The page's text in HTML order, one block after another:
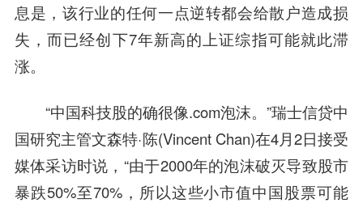
息是，该行业的任何一点逆转都会给散户造成损
失，而已经创下7年新高的上证综指可能就此滞
涨。
“中国科技股的确很像.com泡沫。”瑞士信贷中
国研究主管文森特·陈(Vincent Chan)在4月2日接受
媒体采访时说，“由于2000年的泡沫破灭导致股市
暴跌50%至70%，所以这些小市值中国股票可能